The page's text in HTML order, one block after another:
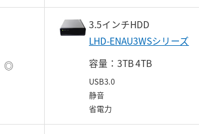
◎
3.5インチHDD
LHD-ENAU3WSシリーズ
容量：3TB 4TB
USB3.0
静音
省電力